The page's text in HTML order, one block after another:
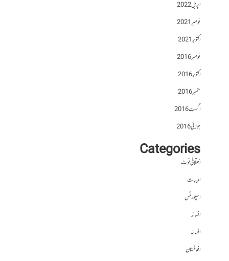
اپریل 2022
نومبر 2021
اکتوبر 2021
نومبر 2016
اکتوبر 2016
ستمبر 2016
اگست 2016
جولائی 2016
Categories
اختلافی نوٹ
ادبیات
اسپورٹس
افسانہ
افسانہ
افغانستان